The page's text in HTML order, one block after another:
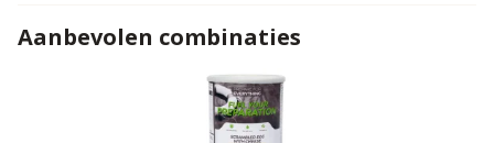
Aanbevolen combinaties